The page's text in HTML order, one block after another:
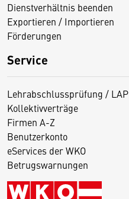
Dienstverhältnis beenden
Exportieren / Importieren
Förderungen
Service
Lehrabschlussprüfung / LAP
Kollektivverträge
Firmen A-Z
Benutzerkonto
eServices der WKO
Betrugswarnungen